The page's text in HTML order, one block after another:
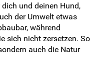
und deinen Hund,
der Umwelt etwas
während
sich nicht zersetzen. So
auch die Natur